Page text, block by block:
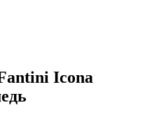
Icona